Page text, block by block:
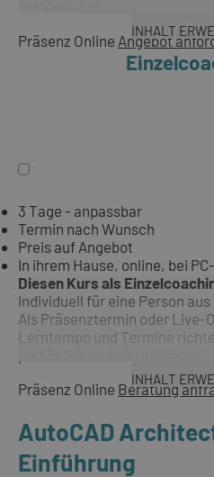
INHALT
Präsenz Online Angebot
3 Tage - anpassbar
Termin nach Wunsch
Preis auf Angebot
In ihrem Hause, online, bei
Diesen Kurs als
Individuell für eine Person
Als Präsenztermin oder Live-
Lerntempo und Termine
INHALT
Präsenz Online Beratung
AutoCAD
Einführung